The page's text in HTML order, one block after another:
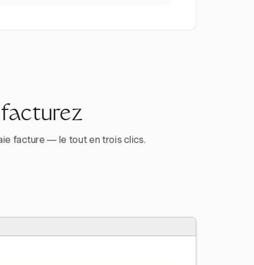
facture — le tout en trois clics.